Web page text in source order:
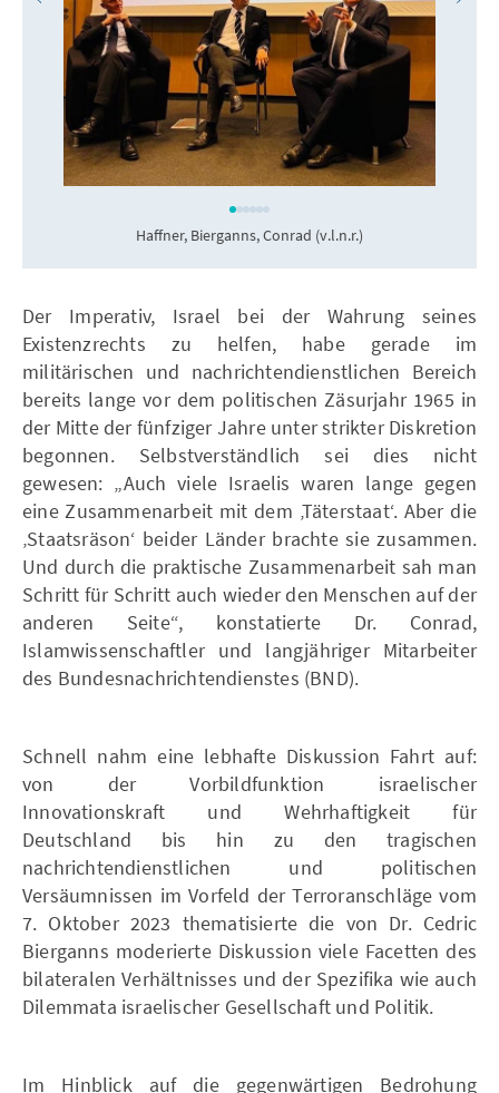
Haffner, Bierganns, Conrad (v.l.n.r.)
Der Imperativ, Israel bei der Wahrung seines
Existenzrechts zu helfen, habe gerade im
militärischen und nachrichtendienstlichen Bereich
bereits lange vor dem politischen Zäsurjahr 1965 in
der Mitte der fünfziger Jahre unter strikter Diskretion
begonnen. Selbstverständlich sei dies nicht
gewesen: „Auch viele Israelis waren lange gegen
eine Zusammenarbeit mit dem ‚Täterstaat‘. Aber die
‚Staatsräson‘ beider Länder brachte sie zusammen.
Und durch die praktische Zusammenarbeit sah man
Schritt für Schritt auch wieder den Menschen auf der
anderen Seite“, konstatierte Dr. Conrad,
Islamwissenschaftler und langjähriger Mitarbeiter
des Bundesnachrichtendienstes (BND).
Schnell nahm eine lebhafte Diskussion Fahrt auf:
von der Vorbildfunktion israelischer
Innovationskraft und Wehrhaftigkeit für
Deutschland bis hin zu den tragischen
nachrichtendienstlichen und politischen
Versäumnissen im Vorfeld der Terroranschläge vom
7. Oktober 2023 thematisierte die von Dr. Cedric
Bierganns moderierte Diskussion viele Facetten des
bilateralen Verhältnisses und der Spezifika wie auch
Dilemmata israelischer Gesellschaft und Politik.
Im Hinblick auf die gegenwärtigen Bedrohung